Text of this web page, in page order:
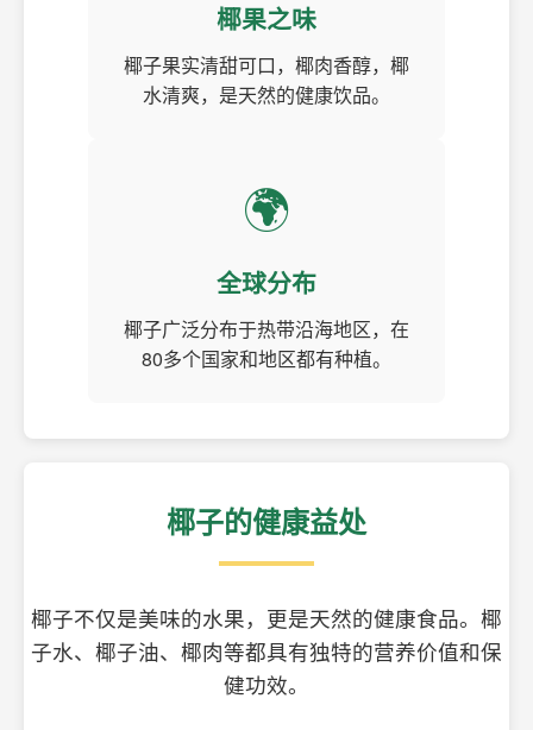
椰果之味
椰子果实清甜可口，椰肉香醇，椰
水清爽，是天然的健康饮品。
🌍
全球分布
椰子广泛分布于热带沿海地区，在
80多个国家和地区都有种植。
椰子的健康益处
椰子不仅是美味的水果，更是天然的健康食品。椰
子水、椰子油、椰肉等都具有独特的营养价值和保
健功效。